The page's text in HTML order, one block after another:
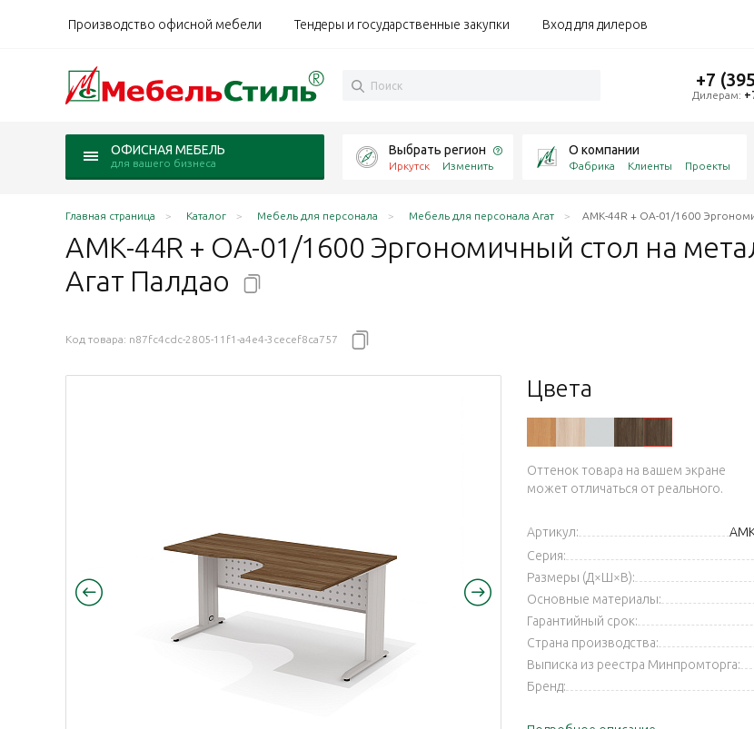
Производство офисной мебели Тендеры и государственные закупки Вход для дилеров
+7
Дилерам:
ОФИСНАЯ МЕБЕЛЬ
для вашего бизнеса
Выбрать регион
Иркутск Изменить
О компании
Фабрика Клиенты Проекты
Главная страница Каталог Мебель для персонала Мебель для персонала Агат АМК-44R + ОА-01/1600
АМК-44R + ОА-01/1600 Эргономичный стол на
Агат Палдао
Код товара: n87fc4cdc-2805-11f1-a4e4-3cecef8ca757
Цвета
Оттенок товара на вашем экране
может отличаться от реального.
Артикул:
Серия:
Размеры (Д×Ш×В):
Основные материалы:
Гарантийный срок:
Страна производства:
Выписка из реестра Минпромторга:
Бренд: